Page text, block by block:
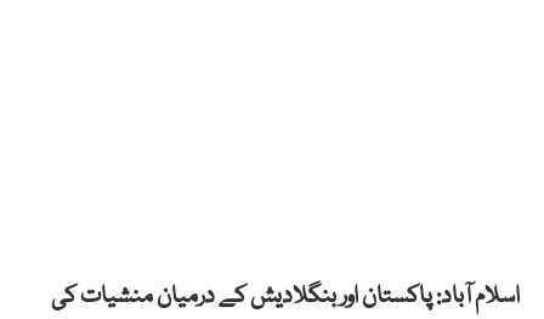
اسلام آباد: پاکستان اور بنگلادیش کے درمیان منشیات کی